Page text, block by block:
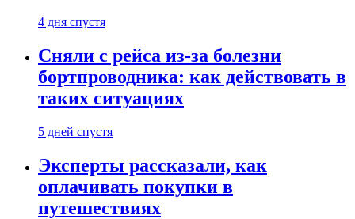
4 дня спустя
Сняли с рейса из-за болезни
бортпроводника: как действовать в
таких ситуациях
5 дней спустя
Эксперты рассказали, как
оплачивать покупки в
путешествиях